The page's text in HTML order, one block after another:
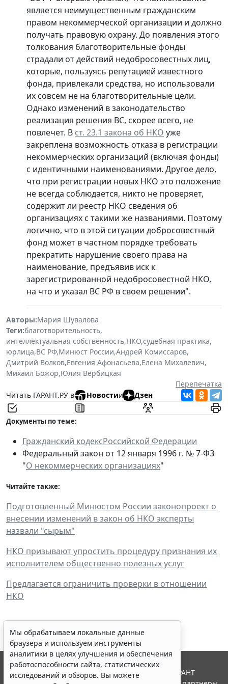
является неимущественным гражданским
правом некоммерческой организации и должно
получать правовую охрану. До появления этого
толкования благотворительные фонды
страдали от действий недобросовестных лиц,
которые, пользуясь репутацией известного
фонда, привлекали средства, но использовали
их совсем не на благотворительные цели.
Однако изменений в законодательство
реализация решения ВС, скорее всего, не
повлечет. В ст. 23.1 закона об НКО уже
закреплена возможность отказа в регистрации
некоммерческих организаций (включая фонды)
с идентичными наименованиями. Другое дело,
что при регистрации новых НКО это положение
не всегда соблюдается, никто не проверяет,
содержит ли реестр НКО сведения об
организациях с такими же названиями. Поэтому
логично, что в этой ситуации добросовестный
фонд может в частном порядке требовать
прекратить нарушение своего права на
наименование, предъявив иск к
зарегистрированной недобросовестной НКО,
на что и указал ВС РФ в своем решении".
Авторы:Мария Шувалова
Теги:благотворительность,
интеллектуальная собственность,НКО,судебная практика,
юрлица,ВС РФ,Минюст России,Андрей Комиссаров,
Дмитрий Волков,Евгения Афонасьева,Елена Михалевич,
Михаил Божор,Юлия Вербицкая
Перепечатка
Читать ГАРАНТ.РУ в
Новостии Дзен
Документы по теме:
Гражданский кодексРоссийской Федерации
Федеральный закон от 12 января 1996 г. № 7-ФЗ
"О некоммерческих организациях"
Читайте также:
Подготовленный Минюстом России законопроект о
внесении изменений в закон об НКО эксперты
назвали "сырым"
НКО призывают упростить процедуру признания их
исполнителем общественно полезных услуг
Предлагается ограничить проверки в отношении
НКО
Мы обрабатываем локальные данные
браузера и используем инструменты
аналитики в целях улучшения и обеспечения
работоспособности сайта, статистических
исследований и обзоров. Вы можете
© ООО "НПП "ГАРАНТ-СЕРВИС", 2026. Система ГАРАНТ